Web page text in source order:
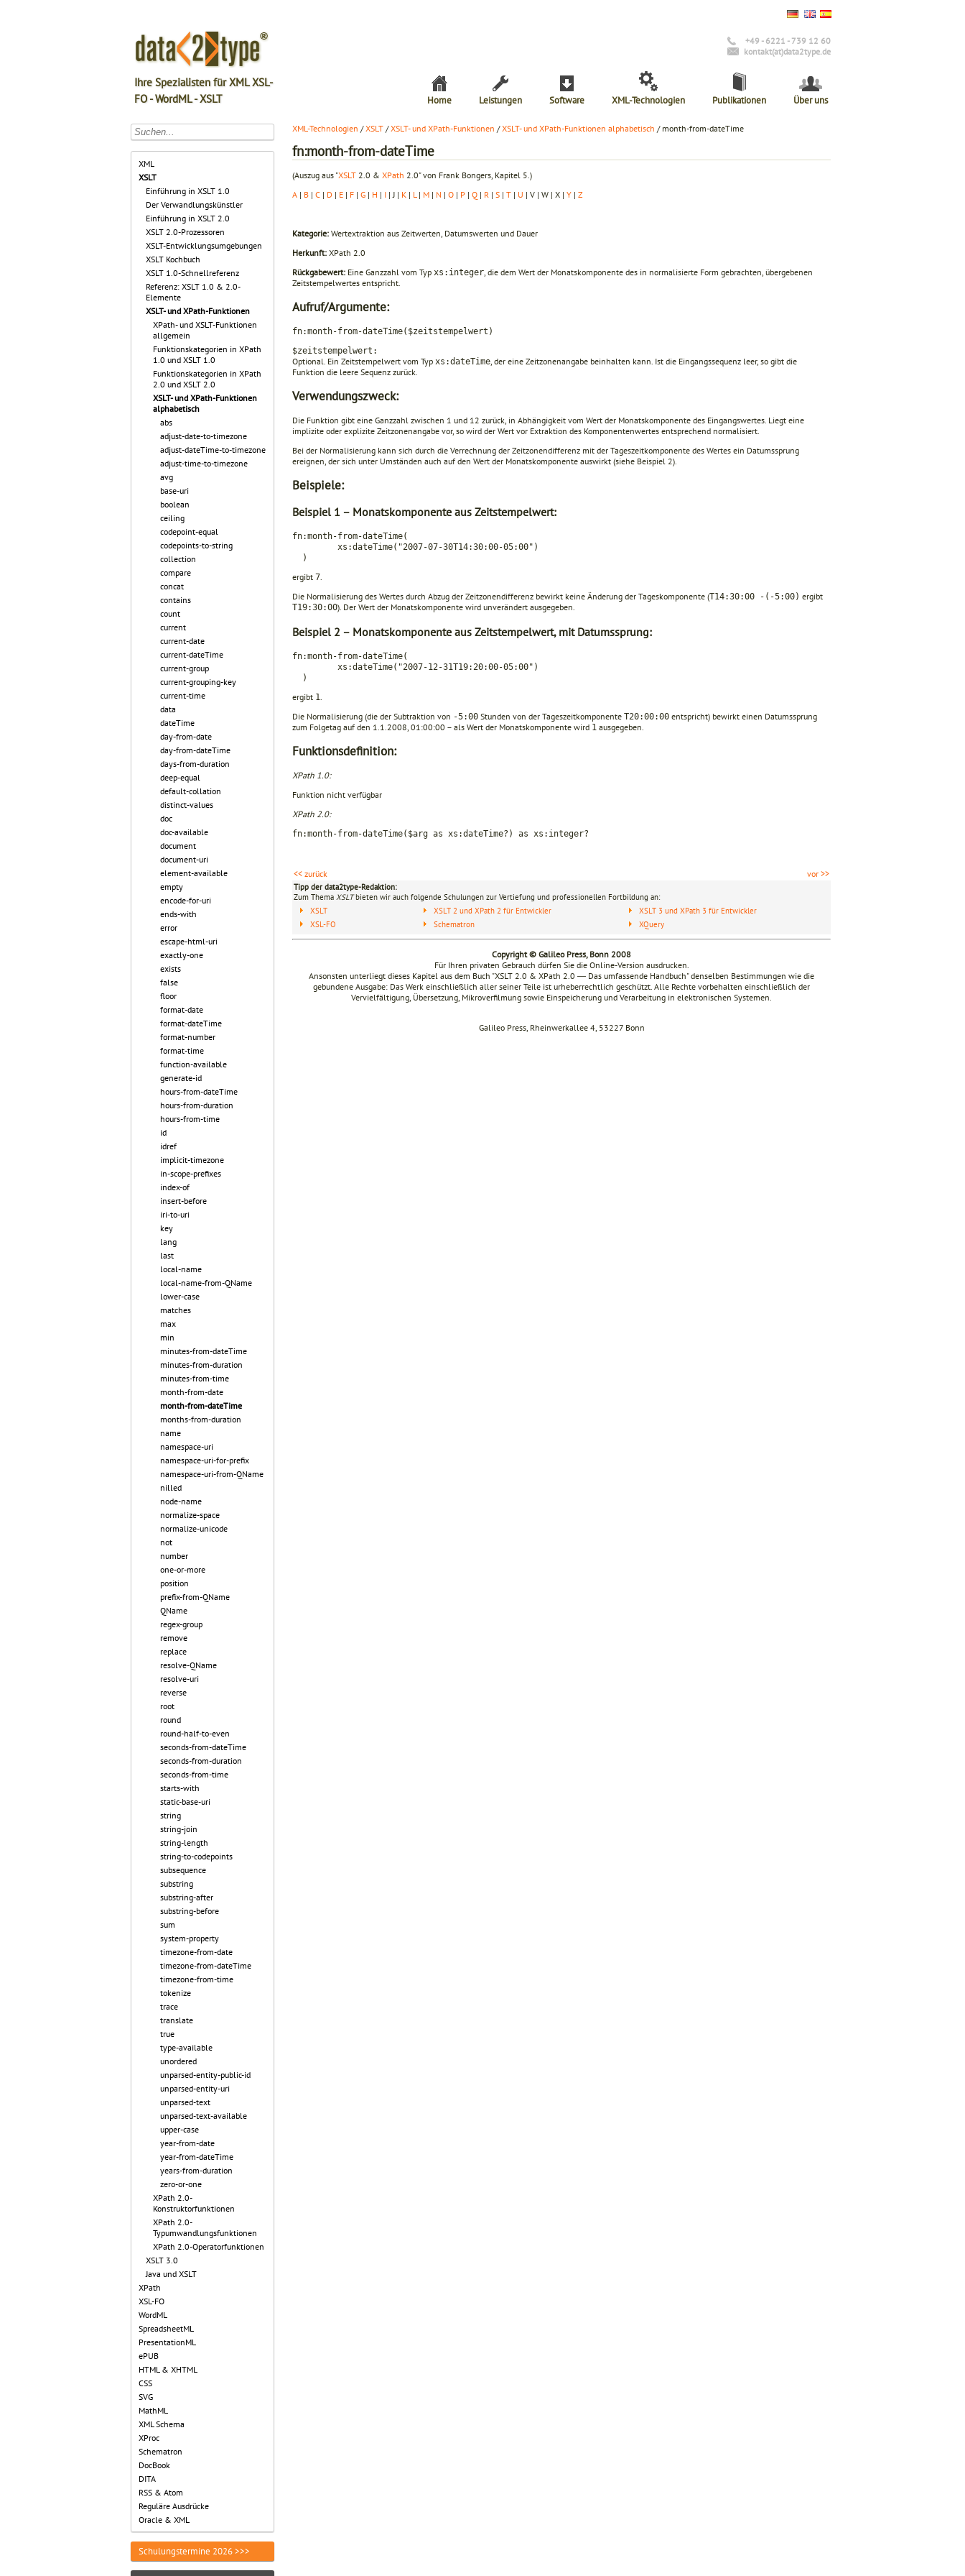
Ihre Spezialisten für XML XSL-
FO - WordML - XSLT
+49 - 6221 - 739 12 60
kontakt(at)data2type.de
Home Leistungen Software XML-Technologien Publikationen Über uns
XML
XSLT
Einführung in XSLT 1.0
Der Verwandlungskünstler
Einführung in XSLT 2.0
XSLT 2.0-Prozessoren
XSLT-Entwicklungsumgebungen
XSLT Kochbuch
XSLT 1.0-Schnellreferenz
Referenz: XSLT 1.0 & 2.0-
Elemente
XSLT- und XPath-Funktionen
XPath- und XSLT-Funktionen
allgemein
Funktionskategorien in XPath
1.0 und XSLT 1.0
Funktionskategorien in XPath
2.0 und XSLT 2.0
XSLT- und XPath-Funktionen
alphabetisch
abs
adjust-date-to-timezone
adjust-dateTime-to-timezone
adjust-time-to-timezone
avg
base-uri
boolean
ceiling
codepoint-equal
codepoints-to-string
collection
compare
concat
contains
count
current
current-date
current-dateTime
current-group
current-grouping-key
current-time
data
dateTime
day-from-date
day-from-dateTime
days-from-duration
deep-equal
default-collation
distinct-values
doc
doc-available
document
document-uri
element-available
empty
encode-for-uri
ends-with
error
escape-html-uri
exactly-one
exists
false
floor
format-date
format-dateTime
format-number
format-time
function-available
generate-id
hours-from-dateTime
hours-from-duration
hours-from-time
id
idref
implicit-timezone
in-scope-prefixes
index-of
insert-before
iri-to-uri
key
lang
last
local-name
local-name-from-QName
lower-case
matches
max
min
minutes-from-dateTime
minutes-from-duration
minutes-from-time
month-from-date
month-from-dateTime
months-from-duration
name
namespace-uri
namespace-uri-for-prefix
namespace-uri-from-QName
nilled
node-name
normalize-space
normalize-unicode
not
number
one-or-more
position
prefix-from-QName
QName
regex-group
remove
replace
resolve-QName
resolve-uri
reverse
root
round
round-half-to-even
seconds-from-dateTime
seconds-from-duration
seconds-from-time
starts-with
static-base-uri
string
string-join
string-length
string-to-codepoints
subsequence
substring
substring-after
substring-before
sum
system-property
timezone-from-date
timezone-from-dateTime
timezone-from-time
tokenize
trace
translate
true
type-available
unordered
unparsed-entity-public-id
unparsed-entity-uri
unparsed-text
unparsed-text-available
upper-case
year-from-date
year-from-dateTime
years-from-duration
zero-or-one
XPath 2.0-
Konstruktorfunktionen
XPath 2.0-
Typumwandlungsfunktionen
XPath 2.0-Operatorfunktionen
XSLT 3.0
Java und XSLT
XPath
XSL-FO
WordML
SpreadsheetML
PresentationML
ePUB
HTML & XHTML
CSS
SVG
MathML
XML Schema
XProc
Schematron
DocBook
DITA
RSS & Atom
Reguläre Ausdrücke
Oracle & XML
Schulungstermine 2026 >>>
XML-Technologien /XSLT /XSLT- und XPath-Funktionen /XSLT- und XPath-Funktionen alphabetisch / month-from-dateTime
fn:month-from-dateTime
(Auszug aus "XSLT 2.0 & XPath 2.0" von Frank Bongers, Kapitel 5.)
A | B | C | D | E | F | G | H | I | J | K | L | M | N | O | P | Q | R | S | T | U | V | W | X | Y | Z
Kategorie: Wertextraktion aus Zeitwerten, Datumswerten und Dauer
Herkunft: XPath 2.0
Rückgabewert: Eine Ganzzahl vom Typ xs:integer , die dem Wert der Monatskomponente des in normalisierte Form gebrachten, übergebenen
Zeit­stempelwertes entspricht.
Aufruf/Argumente:
fn:month-from-dateTime($zeitstempelwert)
$zeitstempelwert:
Optional. Ein Zeitstempelwert vom Typ xs:dateTime , der eine Zeitzonenangabe beinhalten kann. Ist die Eingangssequenz leer, so gibt die
Funktion die leere Sequenz zurück.
Verwendungszweck:
Die Funktion gibt eine Ganzzahl zwischen 1 und 12 zurück, in Abhängigkeit vom Wert der Monatskomponente des Eingangs­wertes. Liegt eine
implizite oder explizite Zeitzonenangabe vor, so wird der Wert vor Extraktion des Komponentenwertes entsprechend normalisiert.
Bei der Normalisierung kann sich durch die Verrechnung der Zeitzonendiffe­renz mit der Tageszeitkomponente des Wertes ein Datumssprung
ereignen, der sich unter Umständen auch auf den Wert der Monatskomponente auswirkt (siehe Beispiel 2).
Beispiele:
Beispiel 1 – Monatskomponente aus Zeitstempelwert:
fn:month-from-dateTime(
xs:dateTime("2007-07-30T14:30:00-05:00")
)
ergibt 7.
Die Normalisierung des Wertes durch Abzug der Zeitzonendifferenz bewirkt keine Änderung der Tageskomponente (T14:30:00 -(-5:00) ergibt
T19:30:00). Der Wert der Monatskomponente wird unverändert ausgegeben.
Beispiel 2 – Monatskomponente aus Zeitstempelwert, mit Datumssprung:
fn:month-from-dateTime(
xs:dateTime("2007-12-31T19:20:00-05:00")
)
ergibt 1
Die Normalisierung (die der Subtraktion von -5:00 Stunden von der Tageszeit­komponente T20:00:00 entspricht) bewirkt einen Datumssprung
zum Folge­tag auf den 1.1.2008, 01:00:00 – als Wert der Monatskomponente wird 1 aus­gegeben.
Funktionsdefinition:
XPath 1.0:
Funktion nicht verfügbar
XPath 2.0:
fn:month-from-dateTime($arg as xs:dateTime?) as xs:integer?
<< zurück vor >>
Tipp der data2type-Redaktion:
Zum Thema XSLTbieten wir auch folgende Schulungen zur Vertiefung und professionellen Fortbildung an:
XSLT
XSL-FO
XSLT 2 und XPath 2 für Entwickler
Schematron
XSLT 3 und XPath 3 für Entwickler
XQuery
Copyright © Galileo Press, Bonn 2008
Für Ihren privaten Gebrauch dürfen Sie die Online-Version ausdrucken.
Ansonsten unterliegt dieses Kapitel aus dem Buch "XSLT 2.0 & XPath 2.0 ― Das umfassende Handbuch" denselben Bestimmungen wie die
gebundene Ausgabe: Das Werk einschließlich aller seiner Teile ist urheberrechtlich geschützt. Alle Rechte vorbehalten einschließlich der
Vervielfältigung, Übersetzung, Mikroverfilmung sowie Einspeicherung und Verarbeitung in elektronischen Systemen.
Galileo Press, Rheinwerkallee 4, 53227 Bonn